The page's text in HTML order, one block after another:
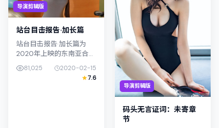
导演剪辑版
站台目击报告·加长篇
站台目击报告·加长篇为
2020年上映的东南亚合拍
剧情作品，由庵野秀明执
导。影片以真实细腻的笔
触描写普通人处境，张译
81,025
2020-02-15
7.6
导演剪辑版
码头无言证词：未寄章
节